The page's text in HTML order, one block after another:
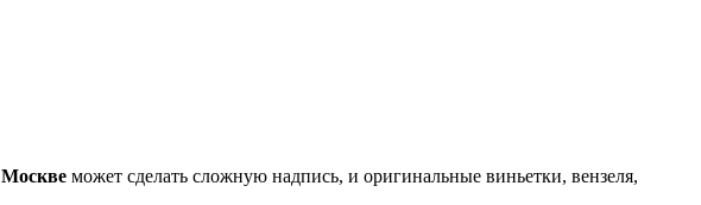
Москве может сделать сложную надпись, и оригинальные виньетки, вензеля,